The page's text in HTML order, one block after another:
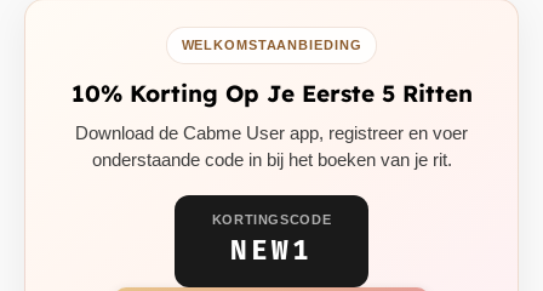
WELKOMSTAANBIEDING
10% Korting Op Je Eerste 5 Ritten
Download de Cabme User app, registreer en voer
onderstaande code in bij het boeken van je rit.
KORTINGSCODE
NEW1